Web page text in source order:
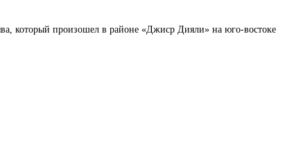
который произошел в районе «Джиср Дияли» на юго-востоке